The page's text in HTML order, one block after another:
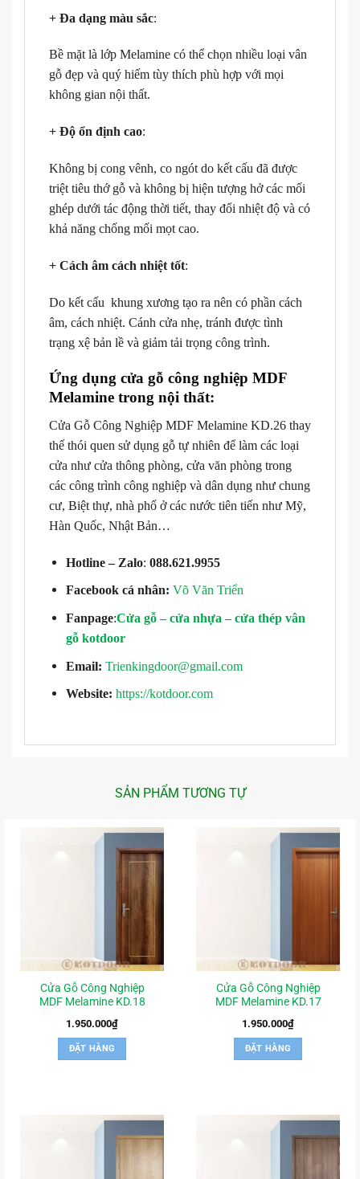
+ Đa dạng màu sắc:
Bề mặt là lớp Melamine có thể chọn nhiều loại vân
gỗ đẹp và quý hiếm tùy thích phù hợp với mọi
không gian nội thất.
+ Độ ổn định cao:
Không bị cong vênh, co ngót do kết cấu đã được
triệt tiêu thớ gỗ và không bị hiện tượng hở các mối
ghép dưới tác động thời tiết, thay đổi nhiệt độ và có
khả năng chống mối mọt cao.
+ Cách âm cách nhiệt tốt:
Do kết cấu khung xương tạo ra nên có phần cách
âm, cách nhiệt. Cánh cửa nhẹ, tránh được tình
trạng xệ bản lề và giảm tải trọng công trình.
Ứng dụng cửa gỗ công nghiệp MDF
Melamine trong nội thất:
Cửa Gỗ Công Nghiệp MDF Melamine KD.26 thay
thế thói quen sử dụng gỗ tự nhiên để làm các loại
cửa như cửa thông phòng, cửa văn phòng trong
các công trình công nghiệp và dân dụng như chung
cư, Biệt thự, nhà phố ở các nước tiên tiến như Mỹ,
Hàn Quốc, Nhật Bản…
Hotline – Zalo: 088.621.9955
Facebook cá nhân: Võ Văn Triển
Fanpage:Cửa gỗ – cửa nhựa – cửa thép vân
gỗ kotdoor
Email: Trienkingdoor@gmail.com
Website: https://kotdoor.com
SẢN PHẨM TƯƠNG TỰ
Cửa Gỗ Công Nghiệp
MDF Melamine KD.18
1.950.000₫
ĐẶT HÀNG
Cửa Gỗ Công Nghiệp
MDF Melamine KD.17
1.950.000₫
ĐẶT HÀNG